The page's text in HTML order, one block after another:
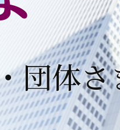
団体さ